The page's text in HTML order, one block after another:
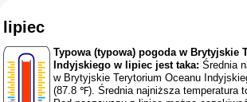
lipiec
Typowa (typowa) pogoda w Brytyjskie
Indyjskiego w lipiec jest taka: Średnia
w Brytyjskie Terytorium Oceanu
(87.8 ℉). Średnia najniższa temperatura